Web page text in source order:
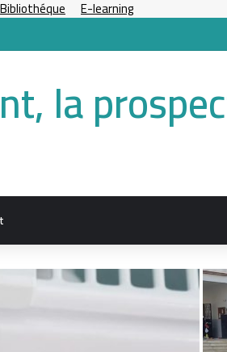
Bibliothéque E-learning
la